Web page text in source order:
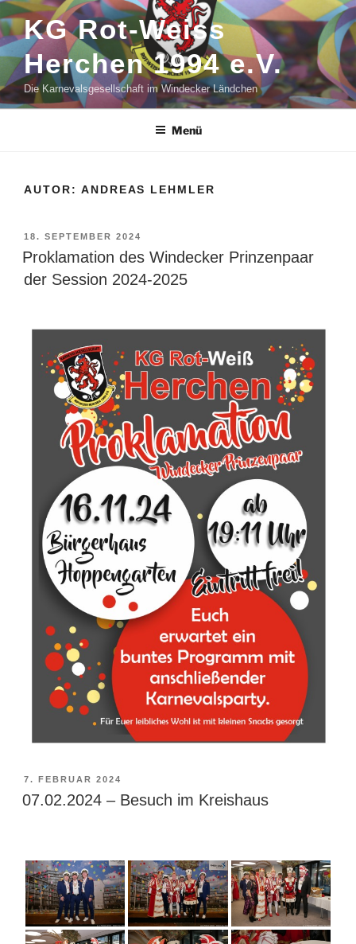
Zum
Inhalt
springen
KG Rot-Weiss
Herchen 1994 e.V.
Die Karnevalsgesellschaft im Windecker Ländchen
Menü
AUTOR: ANDREAS LEHMLER
VERÖFFENTLICHT
AM
18. SEPTEMBER 2024
Proklamation des Windecker Prinzenpaar
der Session 2024-2025
VERÖFFENTLICHT
AM
7. FEBRUAR 2024
07.02.2024 – Besuch im Kreishaus